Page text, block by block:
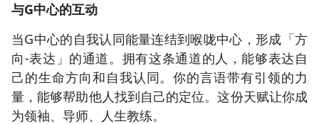
与G中心的互动
当G中心的自我认同能量连结到喉咙中心，形成「方
向-表达」的通道。拥有这条通道的人，能够表达自
己的生命方向和自我认同。你的言语带有引领的力
量，能够帮助他人找到自己的定位。这份天赋让你成
为领袖、导师、人生教练。